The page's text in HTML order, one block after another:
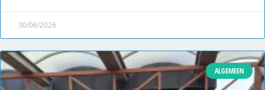
30/06/2026
ALGEMEEN